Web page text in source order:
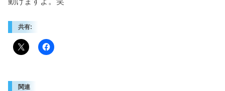
共有:
関連